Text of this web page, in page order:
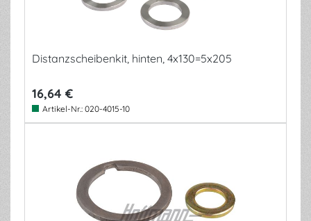
Distanzscheibenkit, hinten, 4x130=5x205
16,64 €
Artikel-Nr.: 020-4015-10